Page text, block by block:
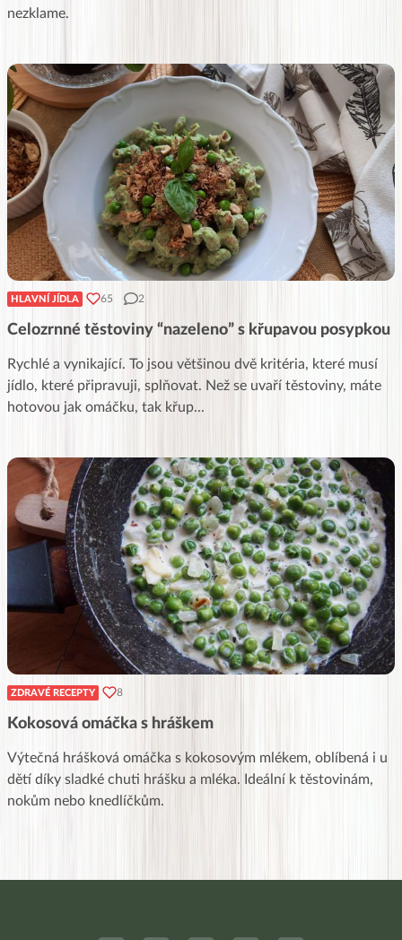
nezklame.
HLAVNÍ JÍDLA 65 2
Celozrnné těstoviny “nazeleno” s křupavou posypkou
Rychlé a vynikající. To jsou většinou dvě kritéria, které musí
jídlo, které připravuji, splňovat. Než se uvaří těstoviny, máte
hotovou jak omáčku, tak křup...
ZDRAVÉ RECEPTY 8
Kokosová omáčka s hráškem
Výtečná hrášková omáčka s kokosovým mlékem, oblíbená i u
dětí díky sladké chuti hrášku a mléka. Ideální k těstovinám,
nokům nebo knedlíčkům.